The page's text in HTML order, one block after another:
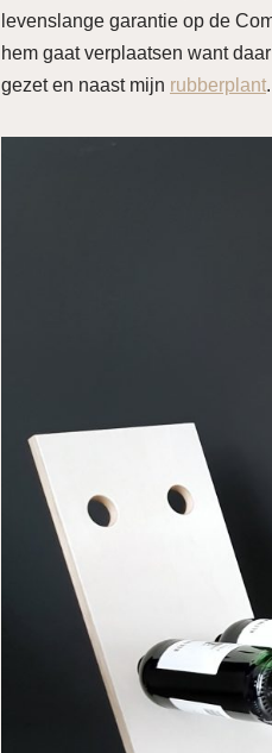
levenslange garantie op de
hem gaat verplaatsen want
gezet en naast mijn rubberplant